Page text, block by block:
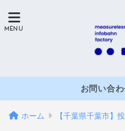
お問い合
ホーム 【千葉県千葉市】